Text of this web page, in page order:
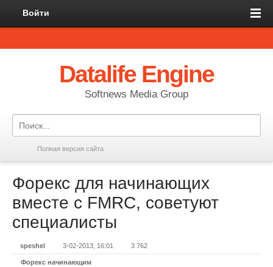
Войти
Datalife Engine
Softnews Media Group
Полная версия сайта
Форекс для начинающих
вместе с FMRC, советуют
специалисты
speshel 3-02-2013, 16:01 3 762
Форекс начинающим